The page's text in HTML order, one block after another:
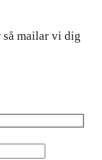
mailar vi dig